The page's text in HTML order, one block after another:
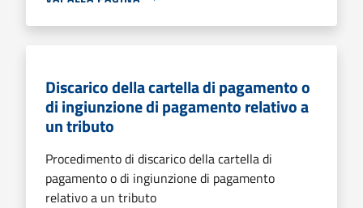
Discarico della cartella di pagamento o
di ingiunzione di pagamento relativo a
un tributo
Procedimento di discarico della cartella di
pagamento o di ingiunzione di pagamento
relativo a un tributo